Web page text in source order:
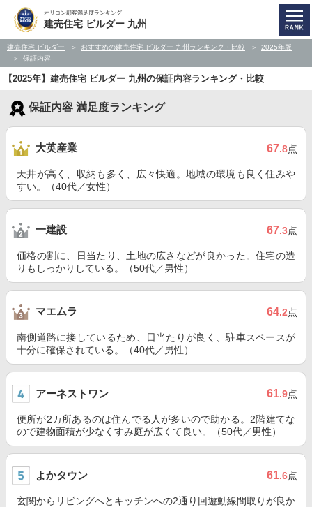
オリコン顧客満足度ランキング
建売住宅 ビルダー 九州
建売住宅 ビルダー おすすめの建売住宅 ビルダー 九州ランキング・比較
2025年版
保証内容
【2025年】建売住宅 ビルダー 九州の保証内容ランキング・比較
保証内容 満足度ランキング
大英産業 67.8点
天井が高く、収納も多く、広々快適。地域の環境も良く住みや
すい。（40代／女性）
一建設 67.3点
価格の割に、日当たり、土地の広さなどが良かった。住宅の造
りもしっかりしている。（50代／男性）
マエムラ 64.2点
南側道路に接しているため、日当たりが良く、駐車スペースが
十分に確保されている。（40代／男性）
アーネストワン 61.9点
便所が2カ所あるのは住んでる人が多いので助かる。2階建てな
ので建物面積が少なくすみ庭が広くて良い。（50代／男性）
よかタウン 61.6点
玄関からリビングへとキッチンへの2通り回遊動線間取りが良か